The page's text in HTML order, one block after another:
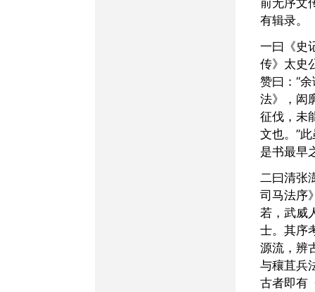
有辑录。
一曰《史记·司马穰苴列
传》太史
赞曰：“
法》，闳
征伐，未
文也。”
是书最早
二曰清张澍《养素堂文集·
司马法序
若，武威
士。其序
源流，辨
与穰苴兵
古者即有